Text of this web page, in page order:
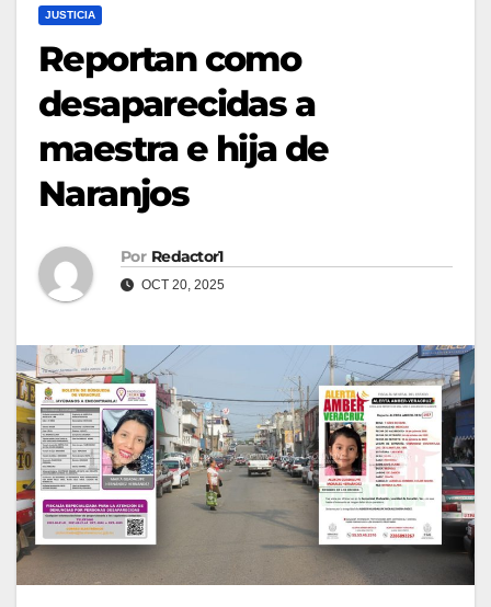
JUSTICIA
Reportan como
desaparecidas a
maestra e hija de
Naranjos
Por Redactor1
OCT 20, 2025